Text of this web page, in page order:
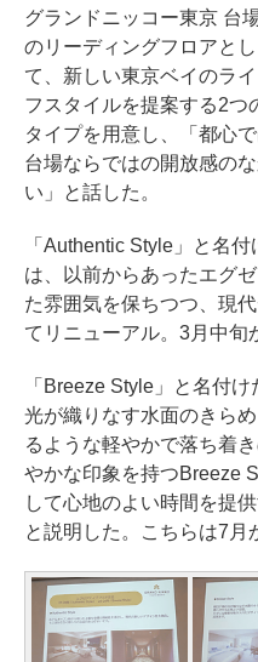
グランドニッコー東京 台
のリーディングフロアとし
て、新しい東京ベイのライ
フスタイルを提案する2つ
タイプを用意し、「都心
台場ならではの開放感の
い」と話した。
「Authentic Style」と名
は、以前からあったエグ
た雰囲気を保ちつつ、現
てリニューアル。3月中旬
「Breeze Style」と名付
光が織りなす水面のきら
るような軽やかで落ち着
やかな印象を持つBreeze
して心地のよい時間を提
と説明した。こちらは7月